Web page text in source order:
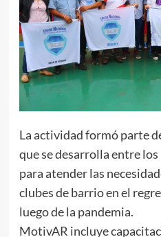
La actividad formó parte
que se desarrolla entre
para atender las
clubes de barrio en el
luego de la pandemia.
MotivAR incluye